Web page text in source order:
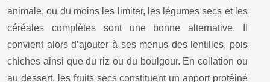
animale, ou du moins les limiter, les légumes secs et les
céréales complètes sont une bonne alternative. Il
convient alors d’ajouter à ses menus des lentilles, pois
chiches ainsi que du riz ou du boulgour. En collation ou
au dessert, les fruits secs constituent un apport protéiné